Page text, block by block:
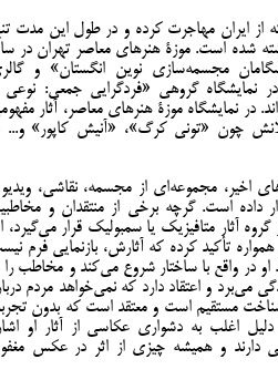
ایران مهاجرت کرده و در طول این مدت
شده است. موزۀ هنرهای معاصر تهران در
مجسمه‌سازی نوین انگستان» و
تهران در سال 1395، در نمایشگاه گروهی «فردگرایی جمعی:
در نمایشگاه موزۀ هنرهای معاصر، آثار
چون «تونی کرگ»، «آنیش کاپور» و...
اخیر، مجموعه‌ای از مجسمه، نقاشی،
داده است. گرچه برخی از منتقدان و
آثار متافیزیک یا سمبولیک قرار می‌گیرد،
همواره تأکید کرده که آثارش، بازنمایی فرم
در واقع با ساختار شروع می‌کند و مخاطب را
و اعتقاد دارد که نمی‌خواهد مردم
مستقیم است و معتقد است که بدون
اغلب به دشواری عکاسی از آثار او
دارند و همیشه چیزی از اثر در عکس